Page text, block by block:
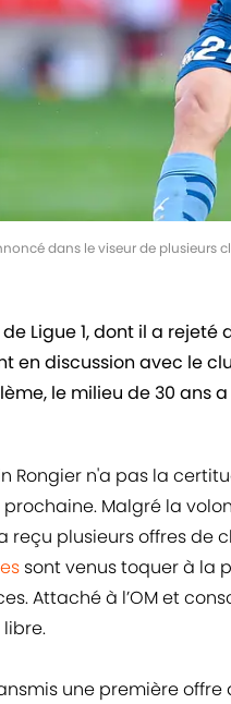
dans le viseur de
Ligue 1, dont il a rejeté
en discussion avec le
le milieu de 30 ans
Rongier n'a pas la
prochaine. Malgré la
reçu plusieurs offres de
sont venus toquer à la
Attaché à l’OM et
une première